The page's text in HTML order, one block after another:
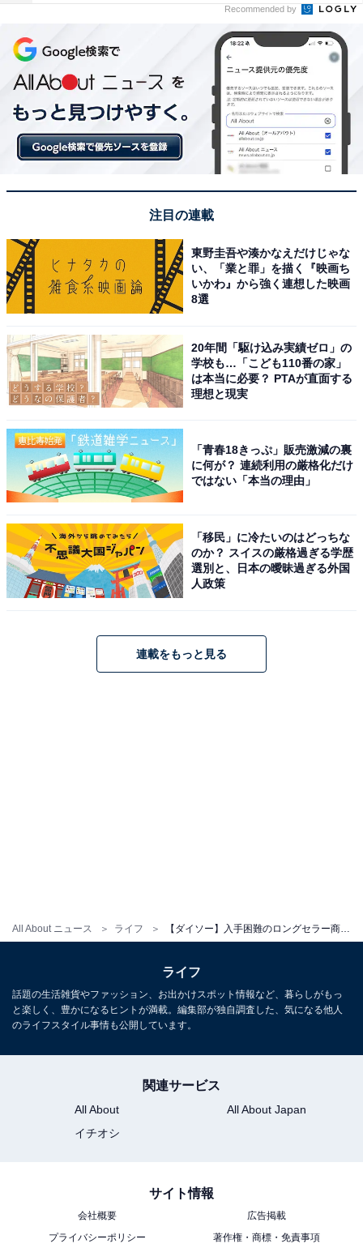
All About ニュース ライフ
ダイソー「吊りさげて使えるポリエチレン手袋」
とは？
ダイソー「吊りさげて使えるポリエチレン手袋」100枚入り 税込110円
「吊りさげて使えるポリエチレン手袋」もダイソーのロ
ングセラー商品ですが、なぜか最近になってSNSで話題
となり、現在入手困難になるほどの人気ぶり。100枚入
って税込110円なので、1枚当たり1.1円という驚きのお
開封するときは、外側のビニール袋だけを取るようにし
Recommended by
注目の連載
東野圭吾や湊かなえだけじゃな
い、「業と罪」を描く『映画ち
いかわ』から強く連想した映画
8選
20年間「駆け込み実績ゼロ」の
学校も…「こども110番の家」
は本当に必要？ PTAが直面する
理想と現実
「青春18きっぷ」販売激減の裏
に何が？ 連続利用の厳格化だけ
ではない「本当の理由」
「移民」に冷たいのはどっちな
のか？ スイスの厳格過ぎる学歴
選別と、日本の曖昧過ぎる外国
人政策
連載をもっと見る
ライフ
話題の生活雑貨やファッション、お出かけスポット情報など、暮らしがもっ
と楽しく、豊かになるヒントが満載。編集部が独自調査した、気になる他人
のライフスタイル事情も公開しています。
関連サービス
All About
All About Japan
イチオシ
サイト情報
会社概要
広告掲載
プライバシーポリシー
著作権・商標・免責事項